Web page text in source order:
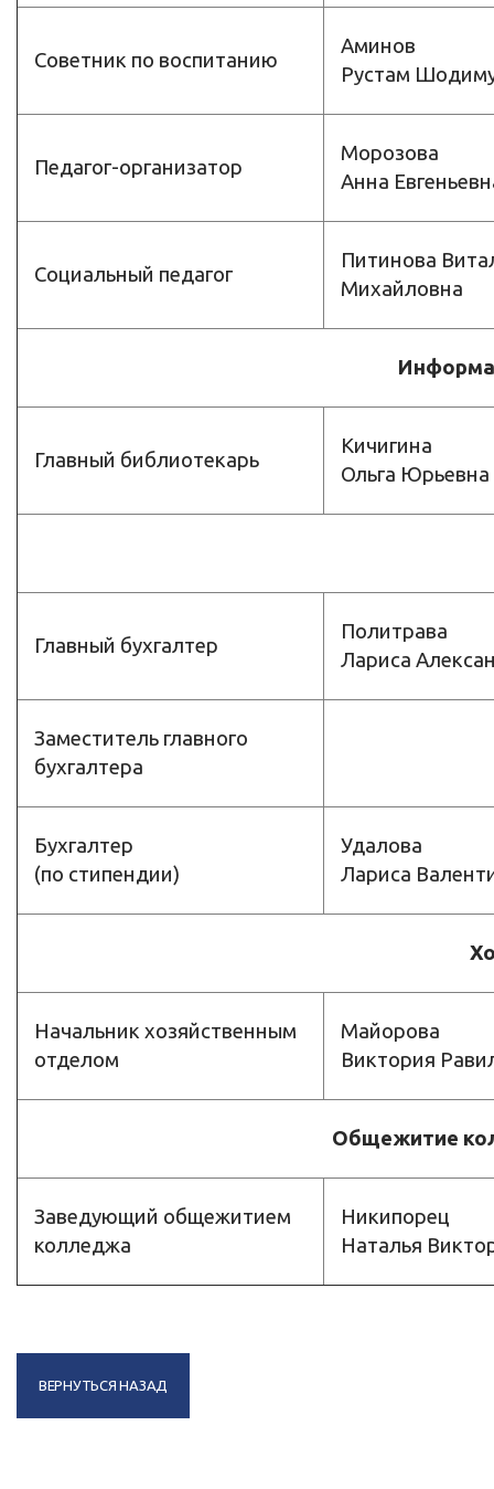
Советник по воспитанию
Аминов
Рустам
Педагог-организатор
Морозова
Анна
Социальный педагог
Питинова
Михайловна
Главный библиотекарь
Кичигина
Ольга Юрьевна
Главный бухгалтер
Политрава
Лариса
Заместитель главного
бухгалтера
Бухгалтер
(по стипендии)
Удалова
Лариса
Начальник хозяйственным
отделом
Майорова
Виктория
Общежитие
Заведующий общежитием
колледжа
Никипорец
Наталья
ВЕРНУТЬСЯ НАЗАД